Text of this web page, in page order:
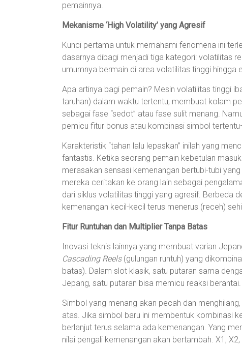
pemainnya.
Mekanisme ‘High Volatility’ yang Agresif
Kunci pertama untuk memahami fenomena ini
dasarnya dibagi menjadi tiga kategori: volatilitas
umumnya bermain di area volatilitas tinggi hingga
Apa artinya bagi pemain? Mesin volatilitas tinggi
taruhan) dalam waktu tertentu, membuat kolam
sebagai fase “sedot” atau fase sulit menang.
pemicu fitur bonus atau kombinasi simbol
Karakteristik “tahan lalu lepaskan” inilah yang
fantastis. Ketika seorang pemain kebetulan
merasakan sensasi kemenangan bertubi-tubi
mereka ceritakan ke orang lain sebagai
dari siklus volatilitas tinggi yang agresif. Berbeda
kemenangan kecil-kecil terus menerus (receh)
Fitur Runtuhan dan Multiplier Tanpa Batas
Inovasi teknis lainnya yang membuat varian
Cascading Reels(gulungan runtuh) yang
batas). Dalam slot klasik, satu putaran sama
Jepang, satu putaran bisa memicu reaksi berantai.
Simbol yang menang akan pecah dan
atas. Jika simbol baru ini membentuk kombinasi
berlanjut terus selama ada kemenangan. Yang
nilai pengali kemenangan akan bertambah. X1,